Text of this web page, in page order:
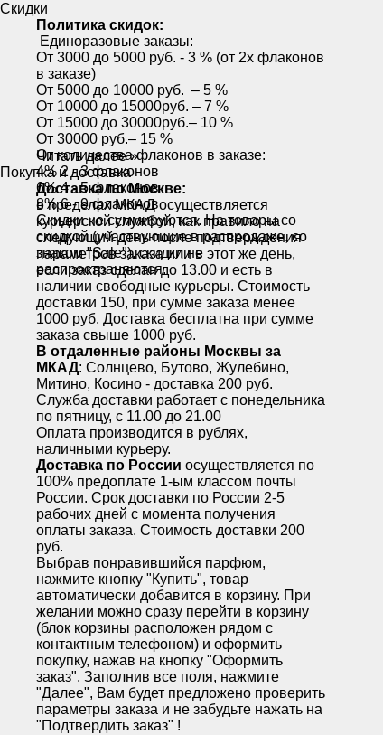
Скидки
Политика скидок:
Единоразовые заказы:
От 3000 до 5000 руб. - 3 % (от 2х флаконов
в заказе)
От 5000 до 10000 руб. – 5 %
От 10000 до 15000руб. – 7 %
От 15000 до 30000руб.– 10 %
От 30000 руб.– 15 %
От количества флаконов в заказе:
4% 2 - 3 флаконов
6% 4 - 5 флаконов
8% 6 - 9 флаконов
Скидки не суммируются. На товары со
скидкой (участвующие в распродаже, со
знаком "Sale"), скидки не
распространяются.
Читать далее »
Покупка и доставка
Доставка по Москве:
в пределах МКАД осуществляется
курьерской службой, как правило на
следующий день после подтверждения
параметров заказа или в этот же день,
если заказ сделан до 13.00 и есть в
наличии свободные курьеры. Стоимость
доставки 150, при сумме заказа менее
1000 руб. Доставка бесплатна при сумме
заказа свыше 1000 руб.
В отдаленные районы Москвы за
МКАД: Солнцево, Бутово, Жулебино,
Митино, Косино - доставка 200 руб.
Служба доставки работает с понедельника
по пятницу, с 11.00 до 21.00
Оплата производится в рублях,
наличными курьеру.
Доставка по России осуществляется по
100% предоплате 1-ым классом почты
России. Срок доставки по России 2-5
рабочих дней с момента получения
оплаты заказа. Стоимость доставки 200
руб.
Выбрав понравившийся парфюм,
нажмите кнопку "Купить", товар
автоматически добавится в корзину. При
желании можно сразу перейти в корзину
(блок корзины расположен рядом с
контактным телефоном) и оформить
покупку, нажав на кнопку "Оформить
заказ". Заполнив все поля, нажмите
"Далее", Вам будет предложено проверить
параметры заказа и не забудьте нажать на
"Подтвердить заказ" !